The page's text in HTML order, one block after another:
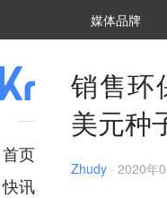
媒体品牌
首页
快讯
销售环
美元种
Zhudy · 2020年